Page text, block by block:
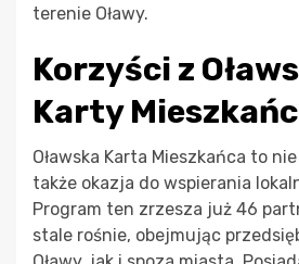
terenie Oławy.
Korzyści z
Karty
Oławska Karta Mieszkańca to
także okazja do wspierania
Program ten zrzesza już 46
stale rośnie, obejmując